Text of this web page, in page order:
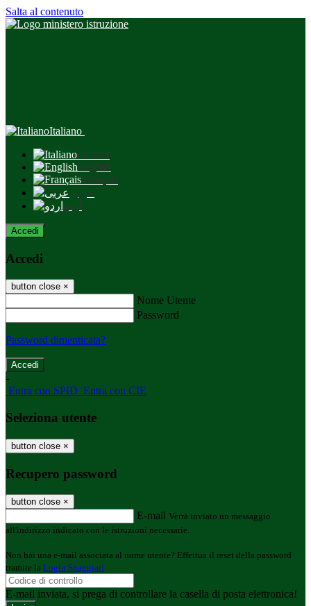
Salta al contenuto
Italiano
Italiano
English
Français
عربى
اردو
Accedi
Accedi
button close ×
Nome Utente
Password
Password dimenticata?
-
Entra con SPID Entra con CIE
Seleziona utente
button close ×
Recupero password
button close ×
E-mail Verrà inviato un messaggio
all'indirizzo indicato con le istruzioni necessarie.
Non hai una e-mail associata al nome utente? Effettua il reset della password
tramite la Login Spaggiari
E-mail inviata, si prega di controllare la casella di posta elettronica!